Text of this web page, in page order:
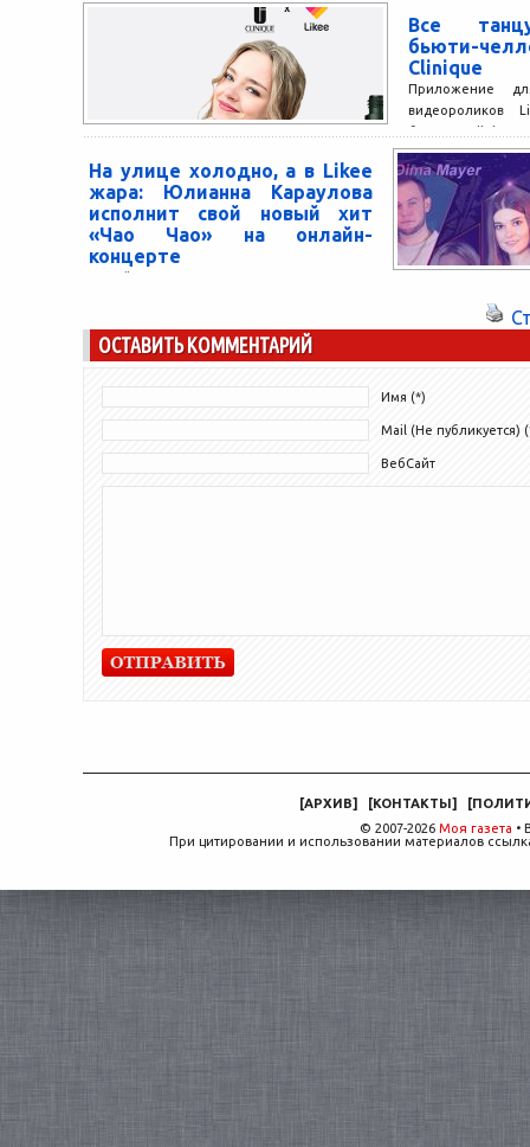
большом живом концерте в Likee. Прямая
Все
бьюти-
Clinique
Приложение
видеороликов
бренд Clinique
хештег-
Лайкеры
движения
На улице холодно, а в Likee
жара: Юлианна Караулова
исполнит свой новый хит
«Чао Чао» на онлайн-
концерте
Онлайн-концерт и презентация нового
пройдет онлайн-концерт Юлианны
Карауловой и топовых лайкеров.
Трансляция...
ОСТАВИТЬ КОММЕНТАРИЙ
Имя (*)
Mail (Не публикуется)
ВебСайт
[АРХИВ] [КОНТАКТЫ] [
© 2007-2026 Моя газета •
При цитировании и использовании материалов